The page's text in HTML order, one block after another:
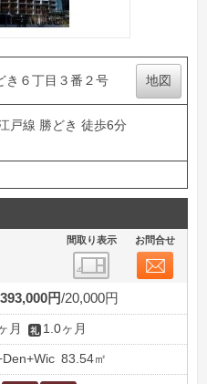
き６丁目３番２号 地図
戸線 勝どき 徒歩6分
間取り表示 お問合せ
393,000円 20,000円
月 1.0ヶ月
83.54㎡